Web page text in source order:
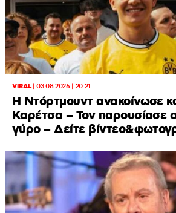
VIRAL|03.08.2026 | 20:21
Η Ντόρτμουντ ανακοίνωσε
Καρέτσα – Τον παρουσίασε
γύρο – Δείτε